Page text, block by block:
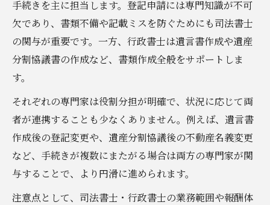
手続きを主に担当します。登記申請には専門知識が不可
欠であり、書類不備や記載ミスを防ぐためにも司法書士
の関与が重要です。一方、行政書士は遺言書作成や遺産
分割協議書の作成など、書類作成全般をサポートしま
す。
それぞれの専門家は役割分担が明確で、状況に応じて両
者が連携することも少なくありません。例えば、遺言書
作成後の登記変更や、遺産分割協議後の不動産名義変更
など、手続きが複数にまたがる場合は両方の専門家が関
与することで、より円滑に進められます。
注意点として、司法書士・行政書士の業務範囲や報酬体